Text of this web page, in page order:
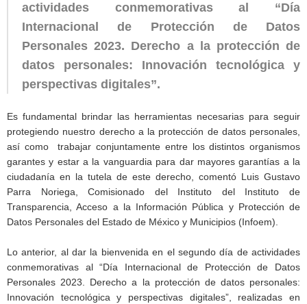
actividades conmemorativas al “Día
Internacional de Protección de Datos
Personales 2023. Derecho a la protección de
datos personales: Innovación tecnológica y
perspectivas digitales”.
Es fundamental brindar las herramientas necesarias para seguir
protegiendo nuestro derecho a la protección de datos personales,
así como trabajar conjuntamente entre los distintos organismos
garantes y estar a la vanguardia para dar mayores garantías a la
ciudadanía en la tutela de este derecho, comentó Luis Gustavo
Parra Noriega, Comisionado del Instituto del Instituto de
Transparencia, Acceso a la Información Pública y Protección de
Datos Personales del Estado de México y Municipios (Infoem).
Lo anterior, al dar la bienvenida en el segundo día de actividades
conmemorativas al “Día Internacional de Protección de Datos
Personales 2023. Derecho a la protección de datos personales:
Innovación tecnológica y perspectivas digitales”, realizadas en